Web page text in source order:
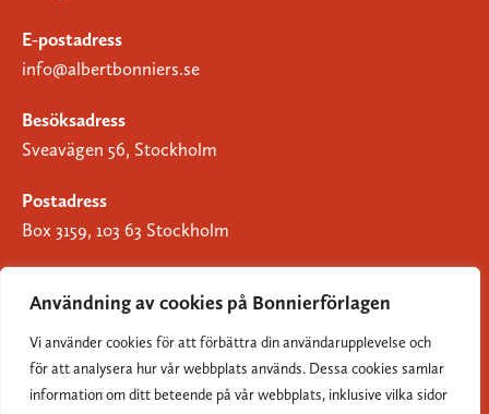
Användning av cookies på Bonnierförlagen
Vi använder cookies för att förbättra din användarupplevelse och
för att analysera hur vår webbplats används. Dessa cookies samlar
information om ditt beteende på vår webbplats, inklusive vilka sidor
E-postadress
info@albertbonniers.se
Besöksadress
Sveavägen 56, Stockholm
Postadress
Box 3159, 103 63 Stockholm
Om Bonnierförlagen
Cookies